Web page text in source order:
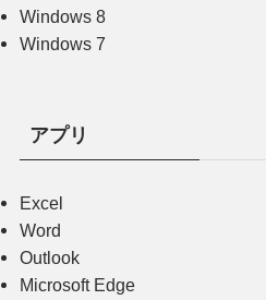
Windows 8
Windows 7
アプリ
Excel
Word
Outlook
Microsoft Edge